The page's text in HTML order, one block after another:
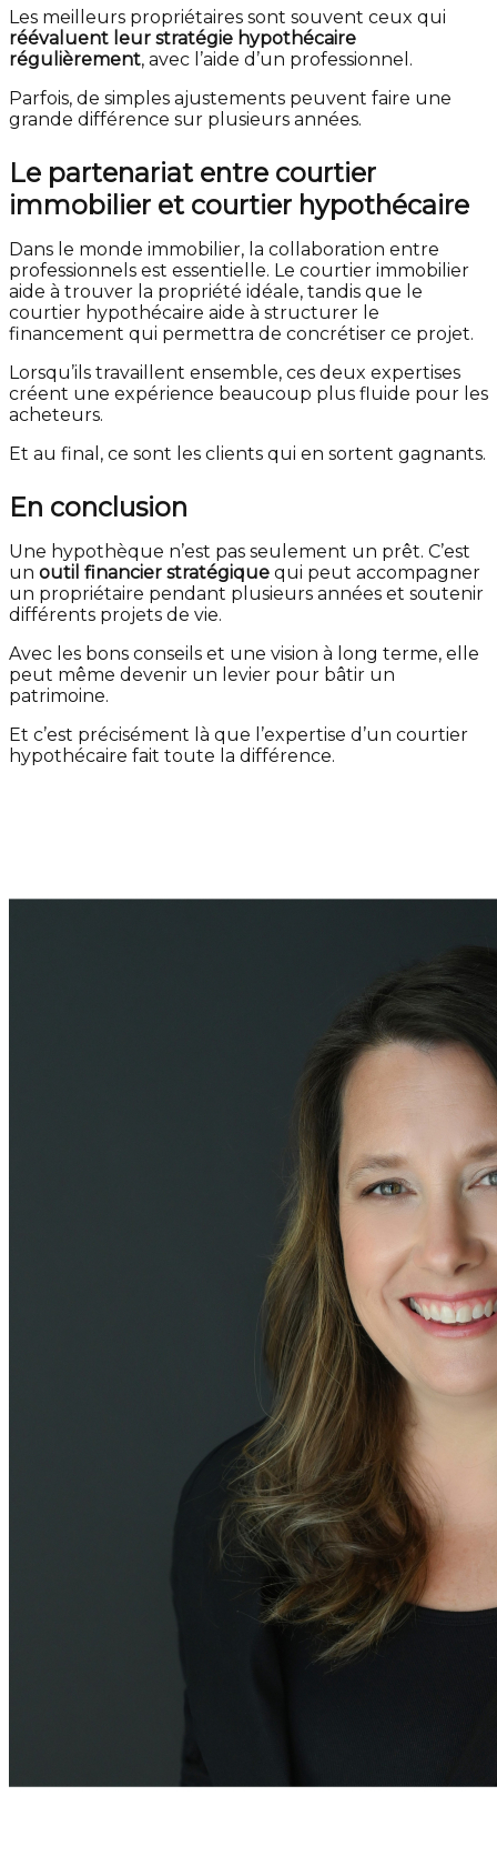
Les meilleurs propriétaires sont souvent ceux qui
réévaluent leur stratégie hypothécaire
régulièrement, avec l’aide d’un professionnel.
Parfois, de simples ajustements peuvent faire une
grande différence sur plusieurs années.
Le partenariat entre courtier
immobilier et courtier hypothécaire
Dans le monde immobilier, la collaboration entre
professionnels est essentielle. Le courtier immobilier
aide à trouver la propriété idéale, tandis que le
courtier hypothécaire aide à structurer le
financement qui permettra de concrétiser ce projet.
Lorsqu’ils travaillent ensemble, ces deux expertises
créent une expérience beaucoup plus fluide pour les
acheteurs.
Et au final, ce sont les clients qui en sortent gagnants.
En conclusion
Une hypothèque n’est pas seulement un prêt. C’est
un outil financier stratégique qui peut accompagner
un propriétaire pendant plusieurs années et soutenir
différents projets de vie.
Avec les bons conseils et une vision à long terme, elle
peut même devenir un levier pour bâtir un
patrimoine.
Et c’est précisément là que l’expertise d’un courtier
hypothécaire fait toute la différence.